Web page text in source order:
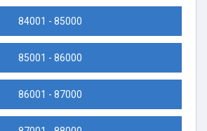
84001 - 85000
85001 - 86000
86001 - 87000